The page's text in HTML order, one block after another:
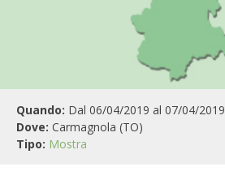
PRODOTTI
Quando: Dal 06/04/2019 al 07/04/2019
Dove: Carmagnola (TO)
Tipo: Mostra